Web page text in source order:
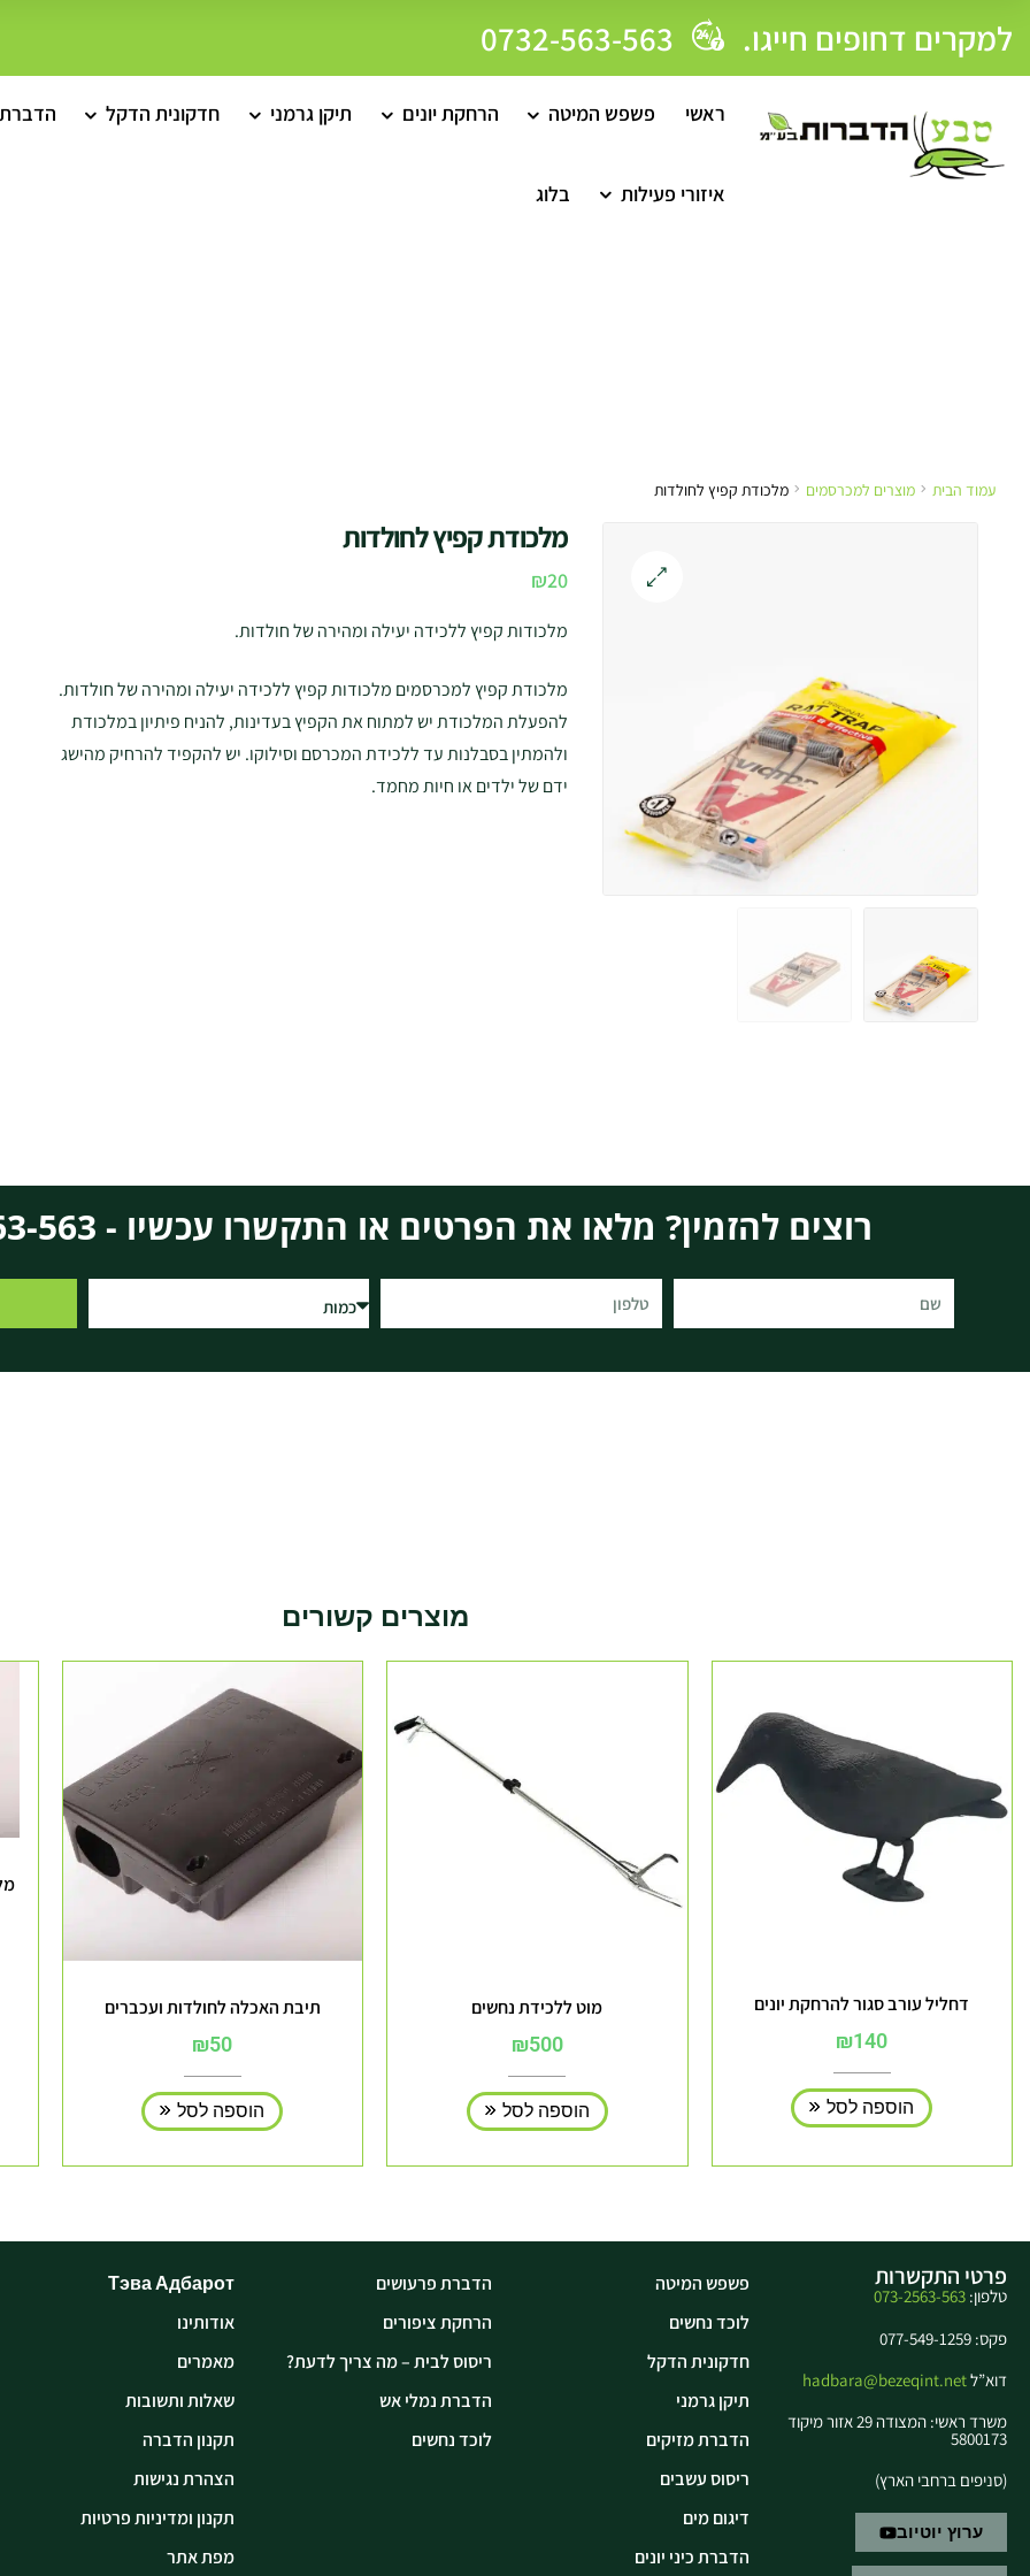
למקרים דחופים חייגו.
ראשי פשפש המיטה הרחקת יונים תיקן גרמני חדקונית הדקל הדברת
איזורי פעילות בלוג
עמוד הבית מוצרים למכרסמים מלכודת קפיץ לחולדות
מלכודת קפיץ לחולדות
₪20
מלכודות קפיץ ללכידה יעילה ומהירה של חולדות.
מלכודת קפיץ למכרסמים מלכודות קפיץ ללכידה יעילה ומהירה של חולדות.
להפעלת המלכודת יש למתוח את הקפיץ בעדינות, להניח פיתיון במלכודת
ולהמתין בסבלנות עד ללכידת המכרסם וסילוקו. יש להקפיד להרחיק מהישג
ידם של ילדים או חיות מחמד.
רוצים להזמין? מלאו את הפרטים או התקשרו עכשיו - 0732-563-563
מוצרים קשורים
דחליל עורב סגור להרחקת יונים
₪140
הוספה לסל
מוט ללכידת נחשים
₪500
הוספה לסל
תיבת האכלה לחולדות ועכברים
₪50
הוספה לסל
פרטי התקשרות
טלפון: 073-2563-563
פקס: 077-549-1259
דוא”לhadbara@bezeqint.net
משרד ראשי: המצודה 29 אזור מיקוד
5800173
(סניפים ברחבי הארץ)
ערוץ יוטיוב
פשפש המיטה
לוכד נחשים
חדקונית הדקל
תיקן גרמני
הדברת מזיקים
ריסוס עשבים
דיגום מים
הדברת כיני יונים
הדברת פרעושים
הרחקת ציפורים
ריסוס לבית – מה צריך לדעת?
הדברת נמלי אש
לוכד נחשים
Тэва Адбарот
אודותינו
מאמרים
שאלות ותשובות
תקנון הדברה
הצהרת נגישות
תקנון ומדיניות פרטיות
מפת אתר